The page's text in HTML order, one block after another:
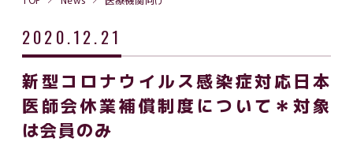
2020.12.21
新型コロナウイルス感染症対応日本
医師会休業補償制度について＊対象
は会員のみ